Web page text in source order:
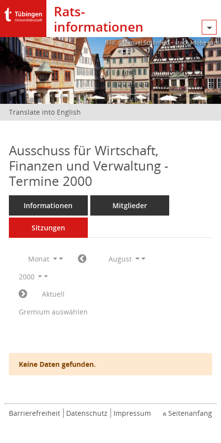
Rats­
informationen
Bild: @Manuel Schönfeld – stock.adobe.com
Translate into English
Ausschuss für Wirtschaft,
Finanzen und Verwaltung -
Termine 2000
Informationen Mitglieder
Sitzungen
Monat
August
2000
Aktuell
Gremium auswählen
Keine Daten gefunden.
Barrierefreiheit Datenschutz Impressum Seitenanfang